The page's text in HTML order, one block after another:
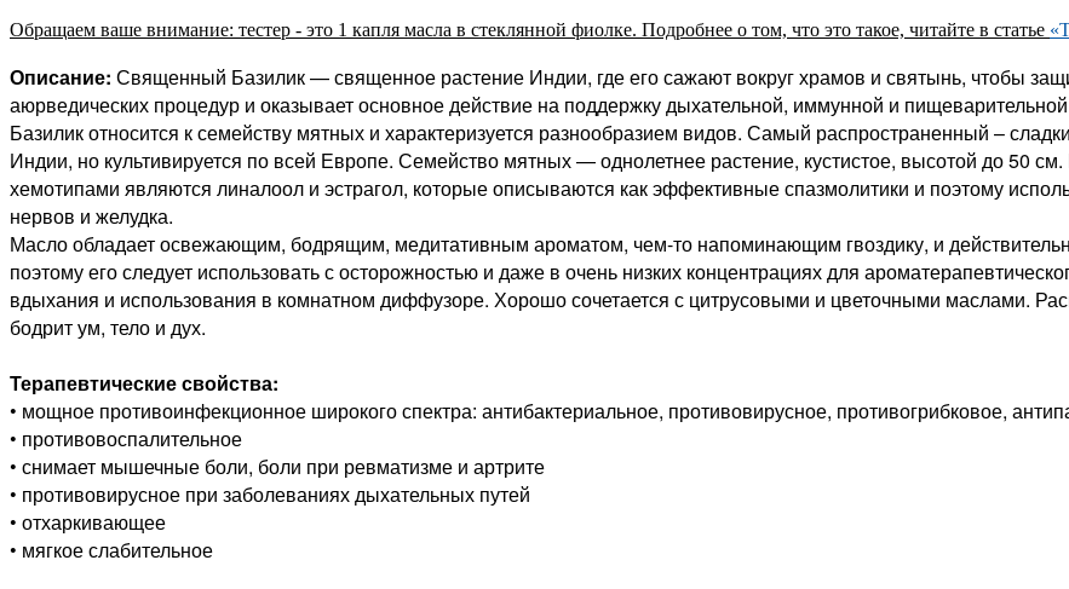
Обращаем ваше внимание: тестер - это 1 капля масла в стеклянной фиолке. Подробнее о том, что это такое, читайте в статье
Описание: Священный Базилик — священное растение Индии, где его сажают вокруг храмов и святынь, чтобы
аюрведических процедур и оказывает основное действие на поддержку дыхательной, иммунной и
Базилик относится к семейству мятных и характеризуется разнообразием видов. Самый распространенный –
Индии, но культивируется по всей Европе. Семейство мятных — однолетнее растение, кустистое, высотой до 50
хемотипами являются линалоол и эстрагол, которые описываются как эффективные спазмолитики и поэтому
нервов и желудка.
Масло обладает освежающим, бодрящим, медитативным ароматом, чем-то напоминающим гвоздику, и
поэтому его следует использовать с осторожностью и даже в очень низких концентрациях для
вдыхания и использования в комнатном диффузоре. Хорошо сочетается с цитрусовыми и цветочными маслами.
бодрит ум, тело и дух.
Терапевтические свойства:
• мощное противоинфекционное широкого спектра: антибактериальное, противовирусное, противогрибковое,
• противовоспалительное
• снимает мышечные боли, боли при ревматизме и артрите
• противовирусное при заболеваниях дыхательных путей
• отхаркивающее
• мягкое слабительное